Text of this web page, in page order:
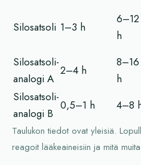
Silosatsoli 1–3 h
6–12
h
Silosatsoli-
analogi A
2–4 h
8–16
h
Silosatsoli-
analogi B
0,5–1 h 4–8
Taulukon tiedot ovat yleisiä.
reagoit lääkeaineisiin ja mitä